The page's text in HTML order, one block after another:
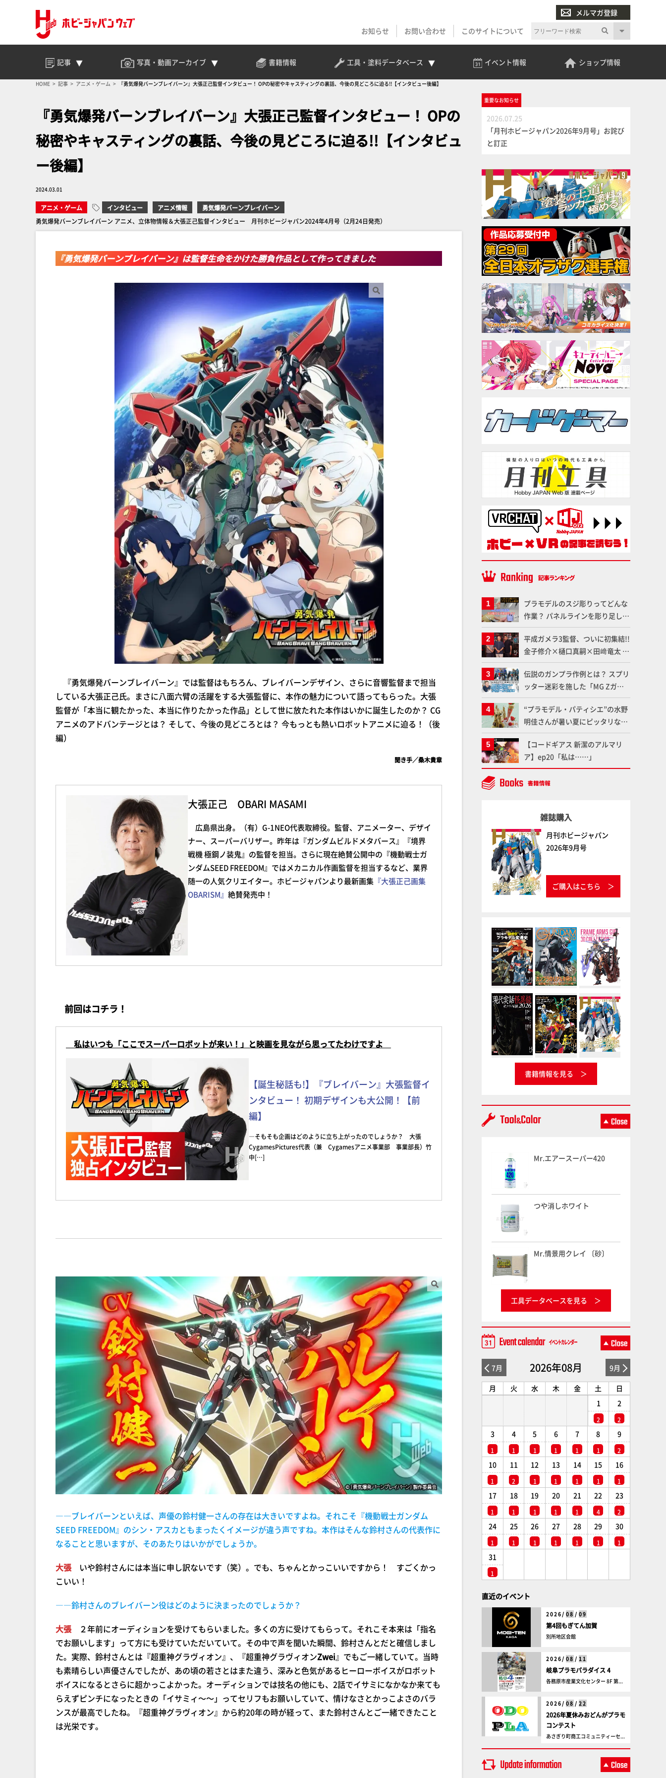
メルマガ登録
お知らせ
お問い合わせ このサイトについて
記事 写真・動画アーカイブ 書籍情報 工具・塗料データベース イベント情報 ショップ情報
HOME 記事 アニメ・ゲーム 『勇気爆発バーンブレイバーン』大張正己監督インタビュー！ OPの秘密やキャスティングの裏話、今後の見どころに迫る!!【インタビュー後編】
『勇気爆発バーンブレイバーン』大張正己監督インタビュー！ OPの
秘密やキャスティングの裏話、今後の見どころに迫る!!【インタビュ
ー後編】
2024.03.01
アニメ・ゲーム インタビュー アニメ情報
勇気爆発バーンブレイバーン
勇気爆発バーンブレイバーン アニメ、立体物情報＆大張正己監督インタビュー 月刊ホビージャパン2024年4月号（2月24日発売）
『勇気爆発バーンブレイバーン』は監督生命をかけた勝負作品として作ってきました
『勇気爆発バーンブレイバーン』では監督はもちろん、ブレイバーンデザイン、さらに音響監督まで担当
している大張正己氏。まさに八面六臂の活躍をする大張監督に、本作の魅力について語ってもらった。大張
監督が「本当に観たかった、本当に作りたかった作品」として世に放たれた本作はいかに誕生したのか？ CG
アニメのアドバンテージとは？ そして、今後の見どころとは？ 今もっとも熱いロボットアニメに迫る！（後
編）
聞き手／桑木貴章
大張正己 OBARI MASAMI
広島県出身。（有）G-1NEO代表取締役。監督、アニメーター、デザイ
ナー、スーパーバリザー。昨年は『ガンダムビルドメタバース』『境界
戦機 極鋼ノ装鬼』の監督を担当。さらに現在絶賛公開中の『機動戦士ガ
ンダムSEED FREEDOM』ではメカニカル作画監督を担当するなど、業界
随一の人気クリエイター。ホビージャパンより最新画集『大張正己画集
OBARISM』 絶賛発売中！
前回はコチラ！
私はいつも「ここでスーパーロボットが来い！」と映画を見ながら思ってたわけですよ
【誕生秘話も!】『ブレイバーン』大張監督イ
ンタビュー！ 初期デザインも大公開！【前
編】
―そもそも企画はどのように立ち上がったのでしょうか？ 大張
CygamesPictures代表（兼 Cygamesアニメ事業部 事業部長）竹
中[…]
――ブレイバーンといえば、声優の鈴村健一さんの存在は大きいですよね。それこそ『機動戦士ガンダム
SEED FREEDOM』のシン・アスカともまったくイメージが違う声ですね。本作はそんな鈴村さんの代表作に
なることと思いますが、そのあたりはいかがでしょうか。
大張 いや鈴村さんには本当に申し訳ないです（笑）。でも、ちゃんとかっこいいですから！ すごくかっ
こいい！
――鈴村さんのブレイバーン役はどのように決まったのでしょうか？
大張 ２年前にオーディションを受けてもらいました。多くの方に受けてもらって。それこそ本来は「指名
でお願いします」って方にも受けていただいていて。その中で声を聞いた瞬間、鈴村さんとだと確信しまし
た。実際、鈴村さんとは『超重神グラヴィオン』、『超重神グラヴィオンZwei』でもご一緒していて。当時
も素晴らしい声優さんでしたが、あの頃の若さとはまた違う、深みと色気があるヒーローボイスがロボット
ボイスになるとさらに超かっこよかった。オーディションでは技名の他にも、2話でイサミになかなか来ても
らえずピンチになったときの「イサミィ～～」ってセリフもお願いしていて、情けなさとかっこよさのバラ
ンスが最高でしたね。『超重神グラヴィオン』から約20年の時が経って、また鈴村さんとご一緒できたこと
は光栄です。
重要なお知らせ
2026.07.25
「月刊ホビージャパン2026年9月号」お詫び
と訂正
プラモデルのスジ彫りってどんな
作業？ パネルラインを彫り足して
作品を映えさせよう！【いまさら
聞けないプラモデルの基礎：スジ
彫りとパネルライン】
平成ガメラ3監督、ついに初集結!!
金子修介×樋口真嗣×田﨑竜太 4
体のガメラを未来へつなぐ特別鼎
談「ガメラ永久保存化プロジェク
ト FINAL」
伝説のガンプラ作例とは？ スプリ
ッター迷彩を施した「MG Zガン
ダム アムロ・レイ仕様機」をMAX
渡辺がふたたび塗る!!【試し読
み】
“プラモデル・パティシエ”の水野
明佳さんが暑い夏にピッタリな
「リック・ディアス〜アイス
ver.〜」を製作【ガンダムフォワ
ード Vol.11抜粋】
【コードギアス 新潔のアルマリ
ア】ep20「私は……」
雑誌購入
月刊ホビージャパン
2026年9月号
ご購入はこちら
書籍情報を見る
Mr.エアースーパー420
つや消しホワイト
Mr.情景用クレイ 〔砂〕
工具データベースを見る
7月 2026年08月 9月
月 火 水 木 金 土
日
1
2
2
2
3
1
4
1
5
1
6
1
7
1
8
1
9
2
10
1
11
2
12
1
13
1
14
1
15
1
16
1
17
1
18
1
19
1
20
1
21
1
22
4
23
2
24
1
25
1
26
1
27
1
28
1
29
1
30
1
31
1
直近のイベント
2026/ 08 / 09
第4回もぎてん加賀
別所地区会館
2026/ 08 / 11
岐阜プラモパラダイス 4
各務原市産業文化センター 8F 第...
2026/ 08 / 22
2026年夏休みおどんがプラモ
コンテスト
あさぎり町商工コミュニティーセ...